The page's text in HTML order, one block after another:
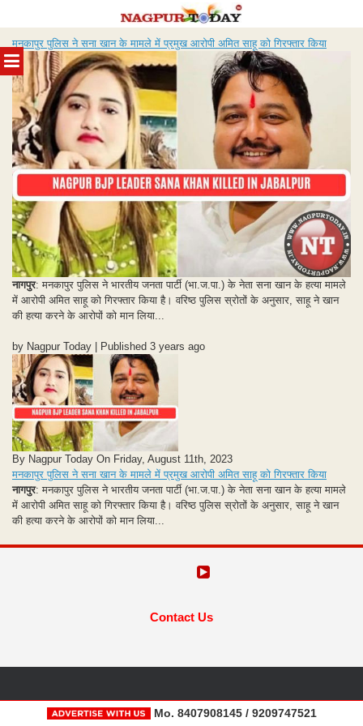
MENU
to
content
मनकापुर पुलिस ने सना खान के मामले में प्रमुख आरोपी अमित साहू को गिरफ्तार किया
नागपुर: मनकापुर पुलिस ने भारतीय जनता पार्टी (भा.ज.पा.) के नेता सना खान के हत्या मामले
में आरोपी अमित साहू को गिरफ्तार किया है। वरिष्ठ पुलिस स्रोतों के अनुसार, साहू ने खान
की हत्या करने के आरोपों को मान लिया...
by Nagpur Today | Published 3 years ago
By Nagpur Today On Friday, August 11th, 2023
मनकापुर पुलिस ने सना खान के मामले में प्रमुख आरोपी अमित साहू को गिरफ्तार किया
नागपुर: मनकापुर पुलिस ने भारतीय जनता पार्टी (भा.ज.पा.) के नेता सना खान के हत्या मामले
में आरोपी अमित साहू को गिरफ्तार किया है। वरिष्ठ पुलिस स्रोतों के अनुसार, साहू ने खान
की हत्या करने के आरोपों को मान लिया...
Contact Us
Mo. 8407908145 / 9209747521